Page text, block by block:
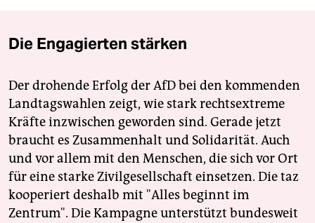
Die Engagierten stärken
Der drohende Erfolg der AfD bei den kommenden
Landtagswahlen zeigt, wie stark rechtsextreme
Kräfte inzwischen geworden sind. Gerade jetzt
braucht es Zusammenhalt und Solidarität. Auch
und vor allem mit den Menschen, die sich vor Ort
für eine starke Zivilgesellschaft einsetzen. Die taz
kooperiert deshalb mit "Alles beginnt im
Zentrum". Die Kampagne unterstützt bundesweit